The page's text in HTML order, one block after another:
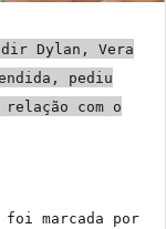
Dylan, Vera
pediu
com o
foi marcada por